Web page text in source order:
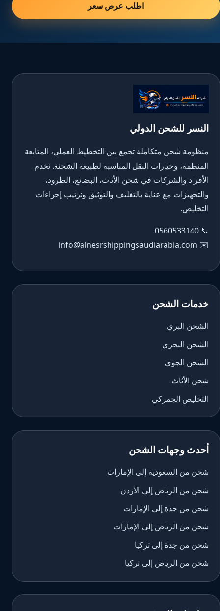
اطلب عرض سعر
النسر للشحن الدولي
منظومة شحن متكاملة تجمع بين التخطيط العملي، المتابعة
المنظمة، وخيارات النقل المناسبة لطبيعة الشحنة. نخدم
الأفراد والشركات في شحن الأثاث، البضائع، الطرود،
والتجهيزات مع عناية بالتغليف والتوثيق وترتيب إجراءات
التخليص.
📞
0560533140
✉️
info@alnesrshippingsaudiarabia.com
خدمات الشحن
الشحن البري
الشحن البحري
الشحن الجوي
شحن الأثاث
التخليص الجمركي
أحدث وجهات الشحن
شحن من السعودية إلى الإمارات
شحن من الرياض إلى الأردن
شحن من جدة إلى الإمارات
شحن من الرياض إلى الإمارات
شحن من جدة إلى تركيا
شحن من الرياض إلى تركيا